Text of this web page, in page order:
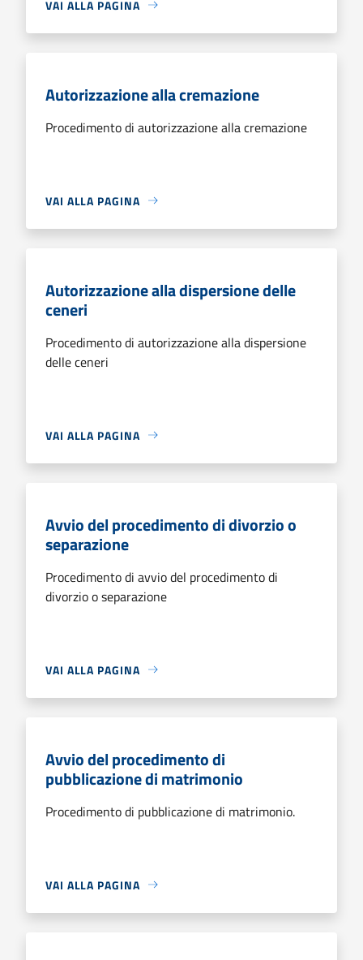
VAI ALLA PAGINA
Autorizzazione alla cremazione
Procedimento di autorizzazione alla cremazione
VAI ALLA PAGINA
Autorizzazione alla dispersione delle
ceneri
Procedimento di autorizzazione alla dispersione
delle ceneri
VAI ALLA PAGINA
Avvio del procedimento di divorzio o
separazione
Procedimento di avvio del procedimento di
divorzio o separazione
VAI ALLA PAGINA
Avvio del procedimento di
pubblicazione di matrimonio
Procedimento di pubblicazione di matrimonio.
VAI ALLA PAGINA